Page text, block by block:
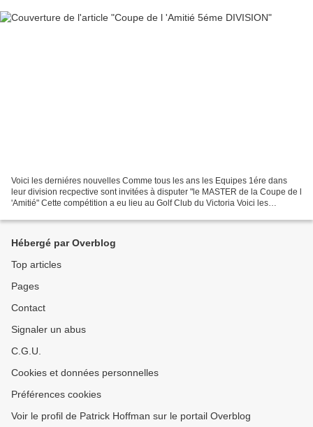
Voici les derniéres nouvelles Comme tous les ans les Equipes 1ére dans
leur division recpective sont invitées à disputer "le MASTER de la Coupe de l
'Amitié" Cette compétition a eu lieu au Golf Club du Victoria Voici les
Hébergé par Overblog
Top articles
Pages
Contact
Signaler un abus
C.G.U.
Cookies et données personnelles
Préférences cookies
Voir le profil de Patrick Hoffman sur le portail Overblog